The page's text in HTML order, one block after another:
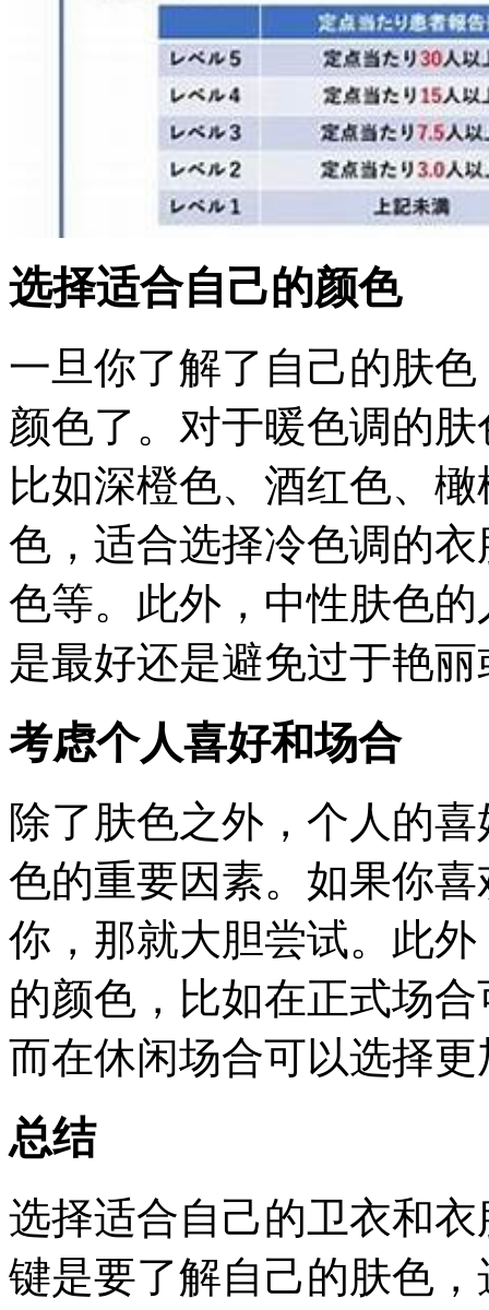
选择适合自己的颜色
一旦你了解了自己的肤
颜色了。对于暖色调的
比如深橙色、酒红色、
色，适合选择冷色调的
色等。此外，中性肤色
是最好还是避免过于艳
考虑个人喜好和场合
除了肤色之外，个人的
色的重要因素。如果你
你，那就大胆尝试。此
的颜色，比如在正式场
而在休闲场合可以选择
总结
选择适合自己的卫衣和
键是要了解自己的肤色